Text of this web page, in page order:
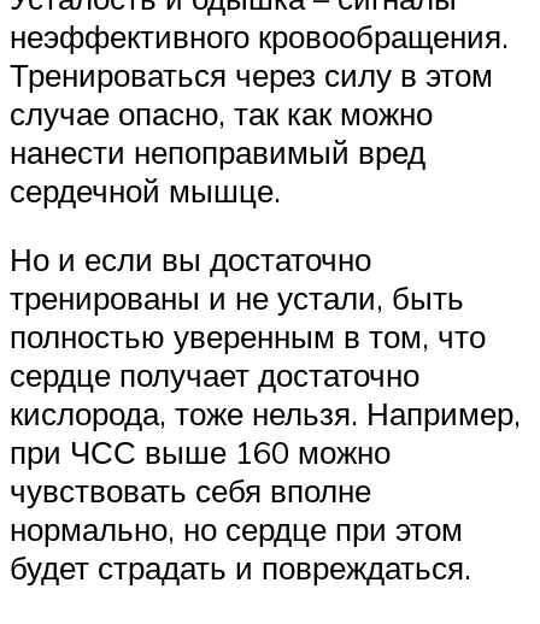
неэффективного кровообращения.
Тренироваться через силу в этом
случае опасно, так как можно
нанести непоправимый вред
сердечной мышце.
Но и если вы достаточно
тренированы и не устали, быть
полностью уверенным в том, что
сердце получает достаточно
кислорода, тоже нельзя. Например,
при ЧСС выше 160 можно
чувствовать себя вполне
нормально, но сердце при этом
будет страдать и повреждаться.